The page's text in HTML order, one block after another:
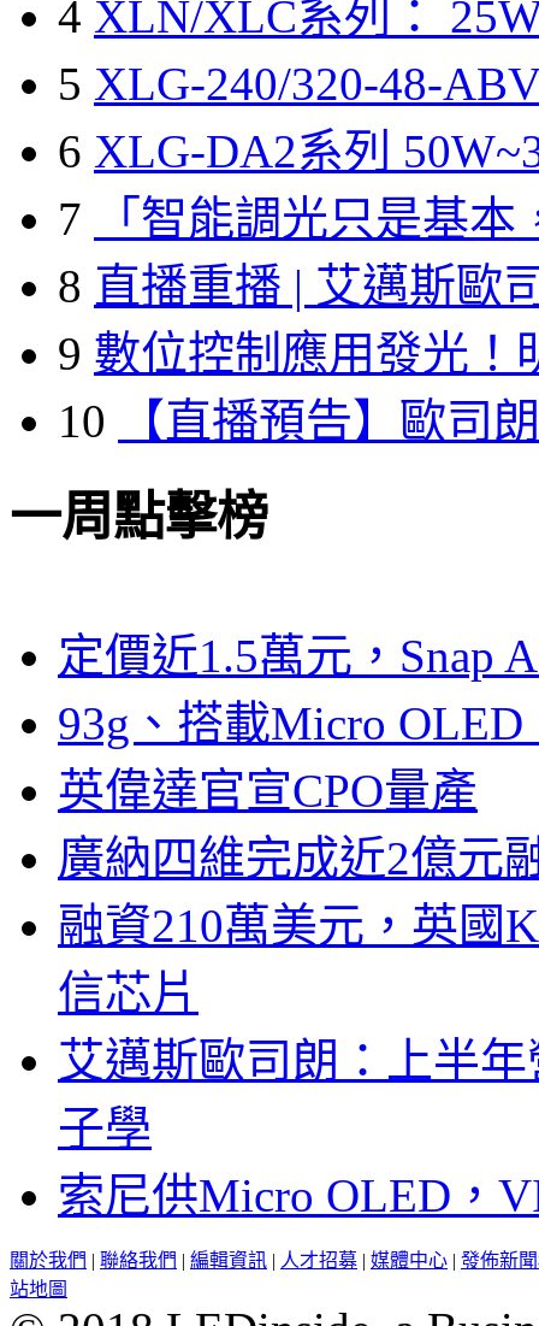
4 XLN/XLC系列：
5 XLG-240/320-48-
6 XLG-DA2系列
7
「智能調光只是基本
8 直播重播 | 艾邁斯歐
9 數位控制應用發光！
10
【直播預告】歐司
一周點擊榜
定價近1.5萬元，Snap
93g、搭載Micro
英偉達官宣CPO量產
廣納四維完成近2億元
融資210萬美元，英國
信芯片
艾邁斯歐司朗：上半
子學
索尼供Micro OLED，
關於我們 | 聯絡我們 | 編輯資訊 | 人才招募 | 媒體中心 | 發佈新
站地圖